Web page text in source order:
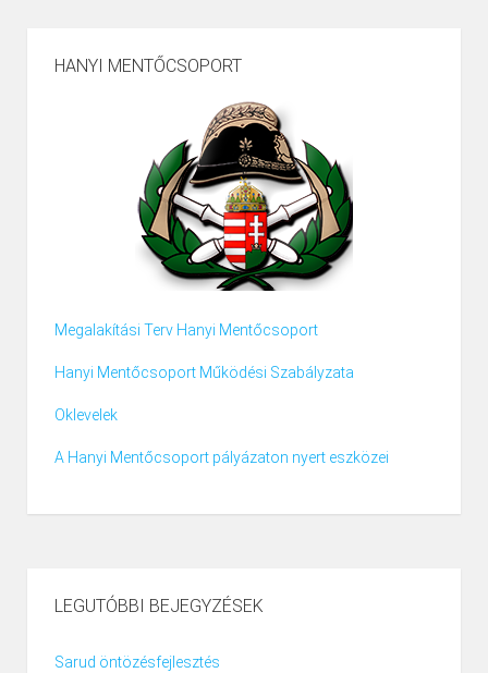
HANYI MENTŐCSOPORT
Megalakítási Terv Hanyi Mentőcsoport
Hanyi Mentőcsoport Működési Szabályzata
Oklevelek
A Hanyi Mentőcsoport pályázaton nyert eszközei
LEGUTÓBBI BEJEGYZÉSEK
Sarud öntözésfejlesztés